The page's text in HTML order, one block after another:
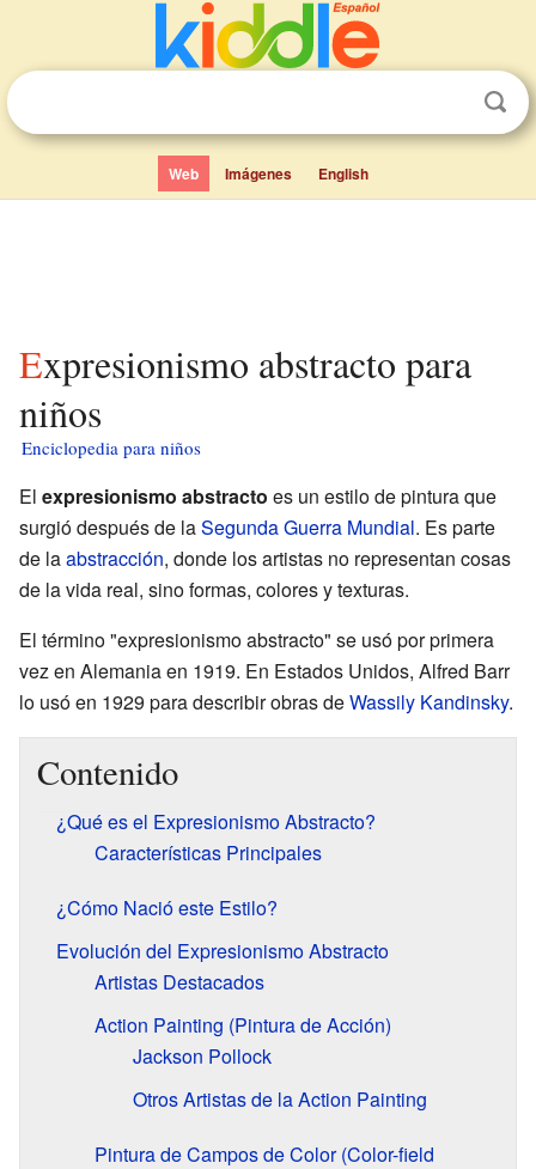
Web Imágenes English
Expresionismo abstracto para
niños
Enciclopedia para niños
El expresionismo abstracto es un estilo de pintura que
surgió después de laSegunda Guerra Mundial. Es parte
de laabstracción, donde los artistas no representan cosas
de la vida real, sino formas, colores y texturas.
El término "expresionismo abstracto" se usó por primera
vez en Alemania en 1919. En Estados Unidos, Alfred Barr
lo usó en 1929 para describir obras deWassily Kandinsky.
Contenido
¿Qué es el Expresionismo Abstracto?
Características Principales
¿Cómo Nació este Estilo?
Evolución del Expresionismo Abstracto
Artistas Destacados
Action Painting (Pintura de Acción)
Jackson Pollock
Otros Artistas de la Action Painting
Pintura de Campos de Color (Color-field